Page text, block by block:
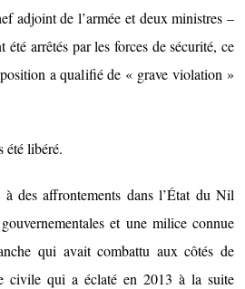
adjoint de l’armée et deux ministres –
arrêtés par les forces de sécurité, ce
a qualifié de « grave violation »
été libéré.
des affrontements dans l’État du Nil
et une milice connue
qui avait combattu aux côtés de
civile qui a éclaté en 2013 à la suite